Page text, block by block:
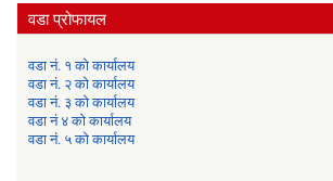
वडा प्रोफायल
वडा नं. १ को कार्यालय
वडा नं. २ को कार्यालय
वडा नं. ३ को कार्यालय
वडा नं ४ को कार्यालय
वडा नं. ५ को कार्यालय